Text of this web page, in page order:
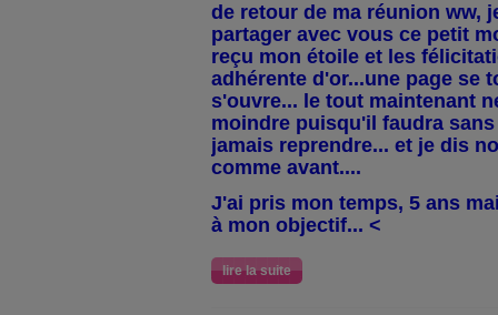
de retour de ma réunion ww,
partager avec vous ce petit
reçu mon étoile et les
adhérente d'or...une page se
s'ouvre... le tout maintenant
moindre puisqu'il faudra
jamais reprendre... et je dis
comme avant....
J'ai pris mon temps, 5 ans
à mon objectif... <
lire la suite